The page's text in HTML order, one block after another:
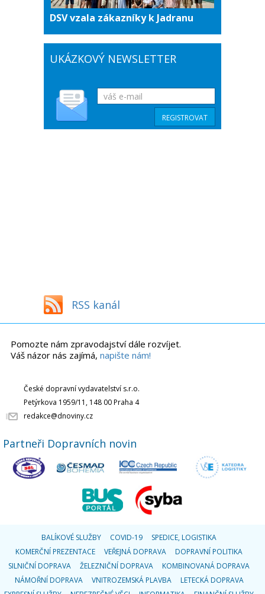
DSV vzala zákazníky k Jadranu
UKÁZKOVÝ NEWSLETTER
RSS kanál
Pomozte nám zpravodajství dále rozvíjet.
Váš názor nás zajímá, napište nám!
České dopravní vydavatelství s.r.o.
Petýrkova 1959/11, 148 00 Praha 4
redakce@dnoviny.cz
Partneři Dopravních novin
BALÍKOVÉ SLUŽBY COVID-19
SPEDICE, LOGISTIKA
KOMERČNÍ PREZENTACE
VEŘEJNÁ DOPRAVA
DOPRAVNÍ POLITIKA
SILNIČNÍ DOPRAVA
ŽELEZNIČNÍ DOPRAVA
KOMBINOVANÁ DOPRAVA
NÁMOŘNÍ DOPRAVA
VNITROZEMSKÁ PLAVBA
LETECKÁ DOPRAVA